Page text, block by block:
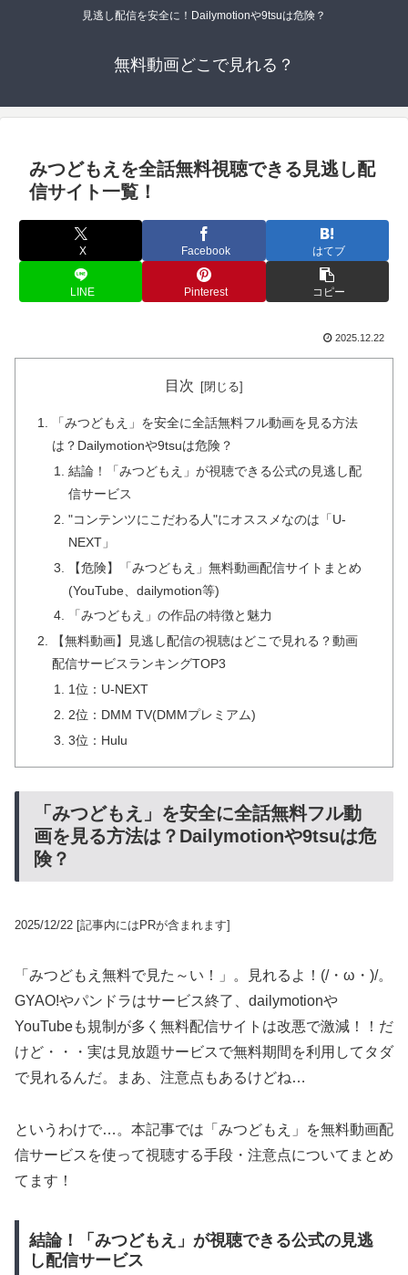
見逃し配信を安全に！Dailymotionや9tsuは危険？
無料動画どこで見れる？
みつどもえを全話無料視聴できる見逃し配
信サイト一覧！
X Facebook はてブ
LINE Pinterest コピー
2025.12.22
目次
「みつどもえ」を安全に全話無料フル動画を見る方法
は？Dailymotionや9tsuは危険？
結論！「みつどもえ」が視聴できる公式の見逃し配
信サービス
"コンテンツにこだわる人"にオススメなのは「U-
NEXT」
【危険】「みつどもえ」無料動画配信サイトまとめ
(YouTube、dailymotion等)
「みつどもえ」の作品の特徴と魅力
【無料動画】見逃し配信の視聴はどこで見れる？動画
配信サービスランキングTOP3
1位：U-NEXT
2位：DMM TV(DMMプレミアム)
3位：Hulu
「みつどもえ」を安全に全話無料フル動
画を見る方法は？Dailymotionや9tsuは危
険？
2025/12/22 [記事内にはPRが含まれます]
「みつどもえ無料で見た～い！」。見れるよ！(/・ω・)/。
GYAO!やパンドラはサービス終了、dailymotionや
YouTubeも規制が多く無料配信サイトは改悪で激減！！だ
けど・・・実は見放題サービスで無料期間を利用してタダ
で見れるんだ。まあ、注意点もあるけどね…
というわけで…。本記事では「みつどもえ」を無料動画配
信サービスを使って視聴する手段・注意点についてまとめ
てます！
結論！「みつどもえ」が視聴できる公式の見逃
し配信サービス